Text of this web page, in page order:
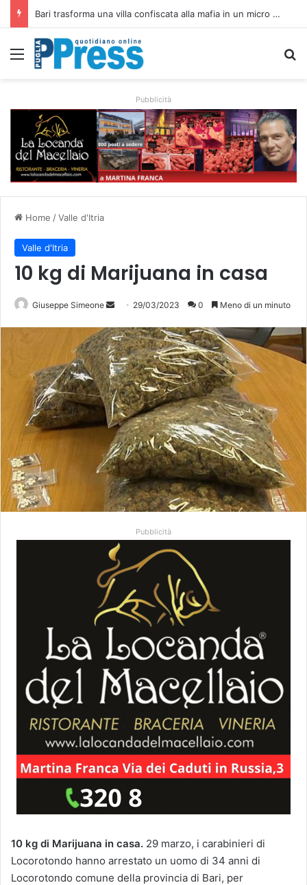
Rubano strumenti e farmaci ai medici dei migranti a Bari: ferme le visite a Nardò
Menu
Pubblicità
Home /Valle d'Itria
Valle d'Itria
10 kg di Marijuana in casa
Giuseppe Simeone
Invia 29/03/2023 0 Meno di un minuto
Pubblicità
10 kg di Marijuana in casa. 29 marzo, i carabinieri di
Locorotondo hanno arrestato un uomo di 34 anni di
Locorotondo comune della provincia di Bari, per